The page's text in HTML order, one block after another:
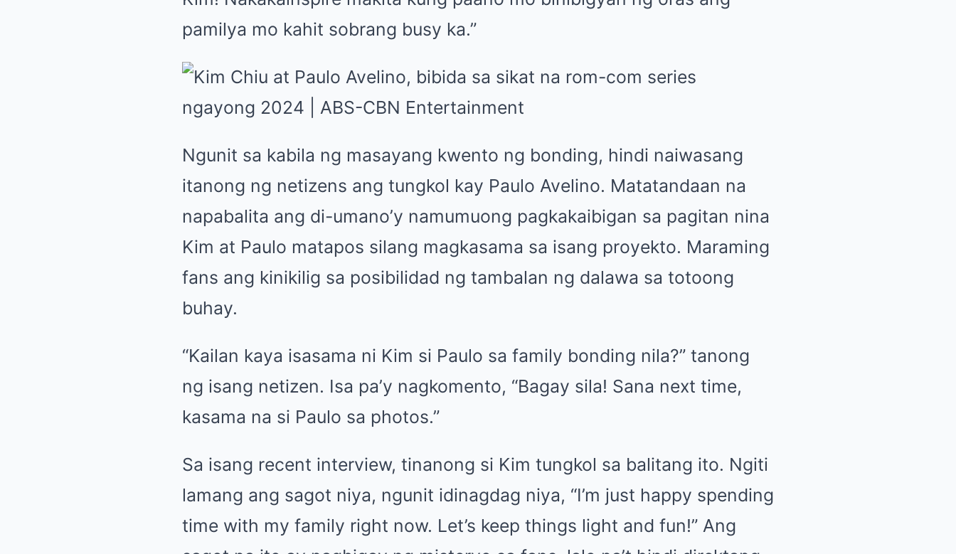
pamilya mo kahit sobrang busy ka.”
Ngunit sa kabila ng masayang kwento ng bonding, hindi naiwasang
itanong ng netizens ang tungkol kay Paulo Avelino. Matatandaan na
napabalita ang di-umano’y namumuong pagkakaibigan sa pagitan nina
Kim at Paulo matapos silang magkasama sa isang proyekto. Maraming
fans ang kinikilig sa posibilidad ng tambalan ng dalawa sa totoong
buhay.
“Kailan kaya isasama ni Kim si Paulo sa family bonding nila?” tanong
ng isang netizen. Isa pa’y nagkomento, “Bagay sila! Sana next time,
kasama na si Paulo sa photos.”
Sa isang recent interview, tinanong si Kim tungkol sa balitang ito. Ngiti
lamang ang sagot niya, ngunit idinagdag niya, “I’m just happy spending
time with my family right now. Let’s keep things light and fun!” Ang